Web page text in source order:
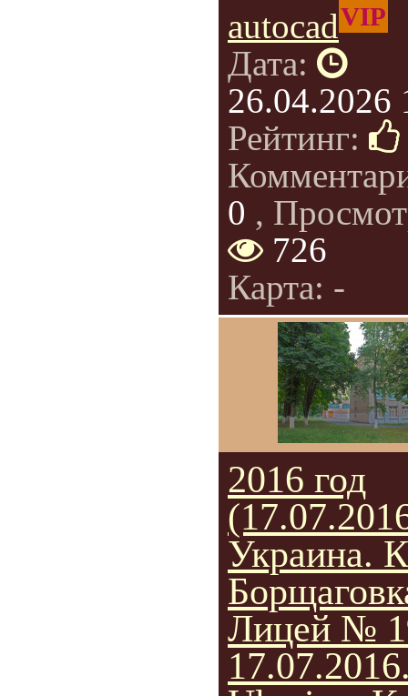
autocadVIP
Дата:
26.04.2026
Рейтинг:
0 ,
726
Карта: -
2016 год
Украина.
Лицей №